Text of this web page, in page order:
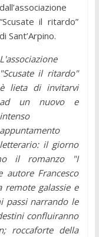
dall’associazione
“Scusate il ritardo”
di Sant’Arpino.
L'associazione
"Scusate il ritardo"
è lieta di invitarvi
ad un nuovo e
intenso
appuntamento
letterario: il giorno
il romanzo "I
autore Francesco
remote galassie e
passi narrando le
confluiranno
roccaforte della